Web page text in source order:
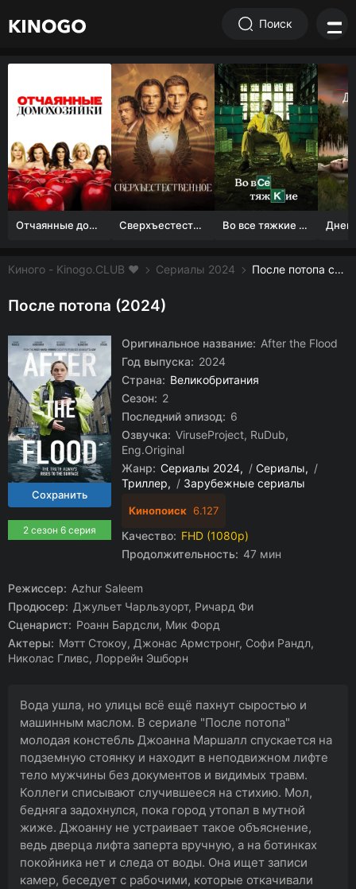
Поиск
Отчаянные домохозяйки (1 сезон) Сверхъестественное Во все тяжкие 1-5 сезон
Киного - Kinogo.CLUB ❤️ Сериалы 2024 После потопа смотреть онлайн бесплатно
После потопа (2024)
2 сезон 6 серия
Оригинальное название: After the Flood
Год выпуска: 2024
Страна: Великобритания
Сезон: 2
Последний эпизод: 6
Озвучка: ViruseProject, RuDub,
Eng.Original
Жанр: Сериалы 2024 / Сериалы
/
Триллер
/ Зарубежные сериалы
Кинопоиск 6.127
Качество: FHD (1080p)
Продолжительность: 47 мин
Режиссер: Azhur Saleem
Продюсер: Джульет Чарльзуорт, Ричард Фи
Сценарист: Роанн Бардсли, Мик Форд
Актеры: Мэтт Стокоу, Джонас Армстронг, Софи Рандл,
Николас Гливс, Лоррейн Эшборн
Вода ушла, но улицы всё ещё пахнут сыростью и
машинным маслом. В сериале "После потопа"
молодая констебль Джоанна Маршалл спускается на
подземную стоянку и находит в неподвижном лифте
тело мужчины без документов и видимых травм.
Коллеги списывают случившееся на стихию. Мол,
бедняга задохнулся, пока город утопал в мутной
жиже. Джоанну не устраивает такое объяснение,
ведь дверца лифта заперта вручную, а на ботинках
покойника нет и следа от воды. Она ищет записи
камер, беседует с рабочими, которые откачивали